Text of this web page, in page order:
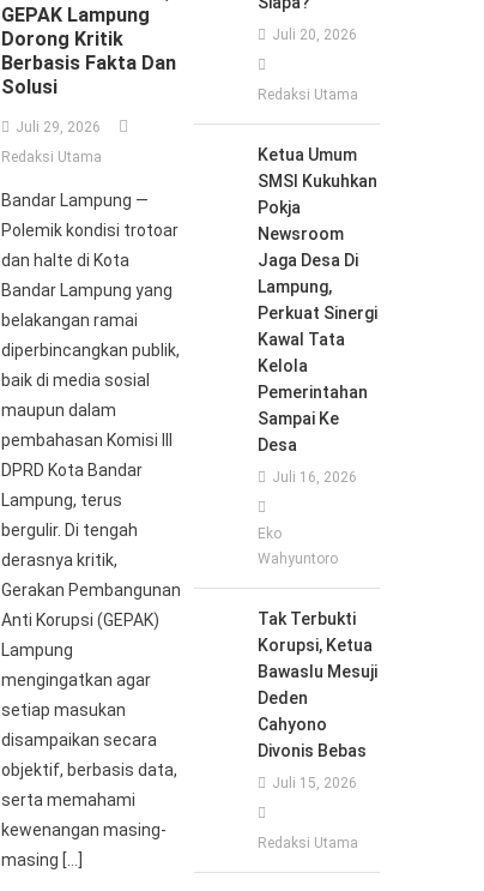
GEPAK Lampung
Dorong Kritik
Berbasis Fakta Dan
Solusi
Juli 29, 2026
Redaksi Utama
Bandar Lampung —
Polemik kondisi trotoar
dan halte di Kota
Bandar Lampung yang
belakangan ramai
diperbincangkan publik,
baik di media sosial
maupun dalam
pembahasan Komisi III
DPRD Kota Bandar
Lampung, terus
bergulir. Di tengah
derasnya kritik,
Gerakan Pembangunan
Anti Korupsi (GEPAK)
Lampung
mengingatkan agar
setiap masukan
disampaikan secara
objektif, berbasis data,
serta memahami
kewenangan masing-
masing […]
Juli 20, 2026
Redaksi Utama
Ketua Umum
SMSI Kukuhkan
Pokja
Newsroom
Jaga Desa Di
Lampung,
Perkuat Sinergi
Kawal Tata
Kelola
Pemerintahan
Sampai Ke
Desa
Juli 16, 2026
Eko
Wahyuntoro
Tak Terbukti
Korupsi, Ketua
Bawaslu Mesuji
Deden
Cahyono
Divonis Bebas
Juli 15, 2026
Redaksi Utama